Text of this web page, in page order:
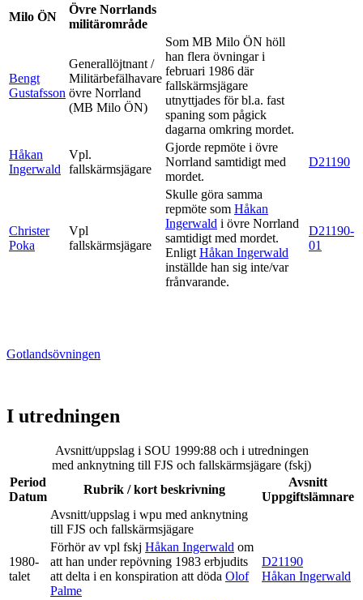
Milo ÖN
Övre Norrlands
militärområde
Bengt
Gustafsson
Generallöjtnant /
Militärbefälhavare
övre Norrland
(MB Milo ÖN)
Som MB Milo ÖN höll
han flera övningar i
februari 1986 där
fallskärmsjägare
utnyttjades för bl.a. fast
spaning som pågick
dagarna omkring mordet.
Håkan
Ingerwald
Vpl.
fallskärmsjägare
Gjorde repmöte i övre
Norrland samtidigt med
mordet.
D21190
Christer
Poka
Vpl
fallskärmsjägare
Skulle göra samma
repmöte som Håkan
Ingerwald i övre Norrland
samtidigt med mordet.
Enligt Håkan Ingerwald
inställde han sig inte/var
frånvarande.
D21190-
01
Gotlandsövningen
I utredningen
Avsnitt/uppslag i SOU 1999:88 och i utredningen
med anknytning till FJS och fallskärmsjägare (fskj)
Period
Datum
Rubrik / kort beskrivning
Avsnitt
Uppgiftslämnare
Avsnitt/uppslag i wpu med anknytning
till FJS och fallskärmsjägare
1980-
talet
Förhör av vpl fskj Håkan Ingerwald om
att han under repövning 1983 erbjudits
att delta i en konspiration att döda Olof
Palme
D21190
Håkan Ingerwald